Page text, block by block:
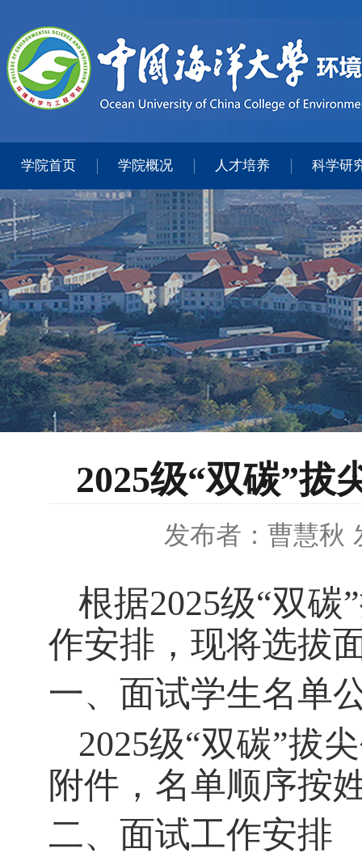
学院首页 学院概况 人才培养 科学研
2025级“双碳”拔
发布者：曹慧秋
根据2025级“双碳
作安排，现将选拔
一、面试学生名单
2025级“双碳”拔
附件，名单顺序按
二、面试工作安排